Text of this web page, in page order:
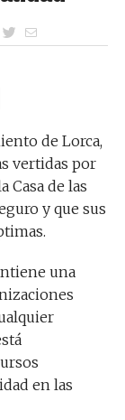
de Lorca,
vertidas por
Casa de las
y que sus
una
en las